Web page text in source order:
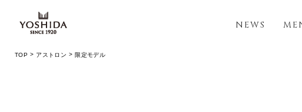
NEWS
TOP アストロン 限定モデル